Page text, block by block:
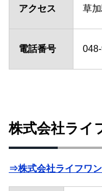
アクセス 草
電話番号
株式会社ラ
⇒株式会社ライフワ